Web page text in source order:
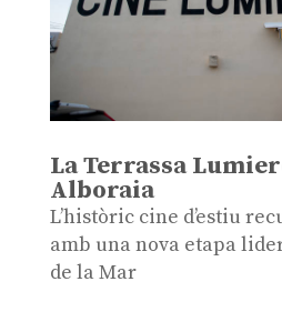
La Terrassa
Alboraia
L’històric cine d’estiu
amb una nova etapa
de la Mar